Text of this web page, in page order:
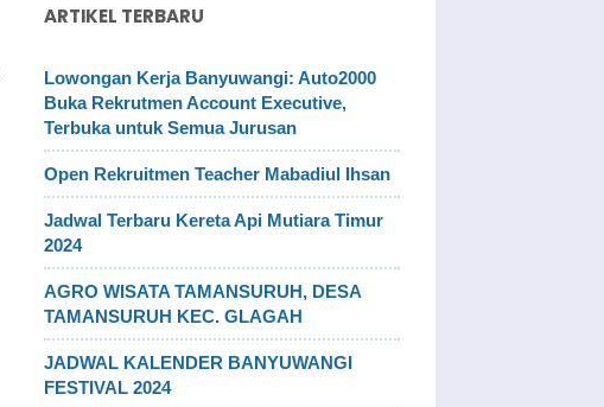
ARTIKEL TERBARU
Lowongan Kerja Banyuwangi: Auto2000
Buka Rekrutmen Account Executive,
Terbuka untuk Semua Jurusan
Open Rekruitmen Teacher Mabadiul Ihsan
Jadwal Terbaru Kereta Api Mutiara Timur
2024
AGRO WISATA TAMANSURUH, DESA
TAMANSURUH KEC. GLAGAH
JADWAL KALENDER BANYUWANGI
FESTIVAL 2024